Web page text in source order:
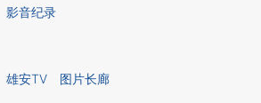
影音纪录
雄安TV 图片长廊